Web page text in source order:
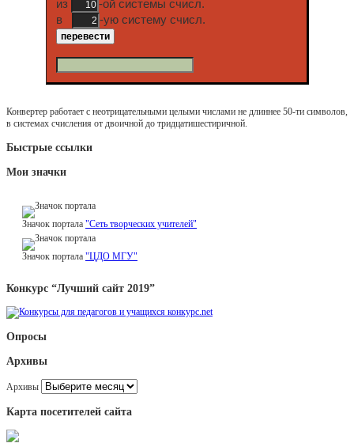
из
-ой системы счисл.
в
-ую систему счисл.
Конвертер работает с неотрицательными целыми числами не длиннее 50-ти символов,
в системах счисления от двоичной до тридцатишестиричной.
Быстрые ссылки
Мои значки
Значок портала "Сеть творческих учителей"
Значок портала "ЦДО МГУ"
Конкурс “Лучший сайт 2019”
Опросы
Архивы
Архивы
Карта посетителей сайта